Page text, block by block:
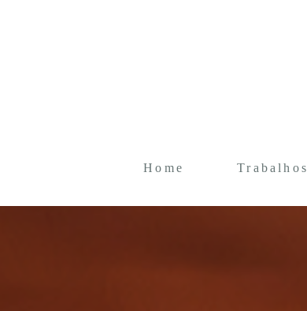
Home Trabalhos